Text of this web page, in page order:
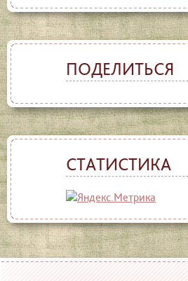
ПОДЕЛИТЬСЯ
СТАТИСТИКА